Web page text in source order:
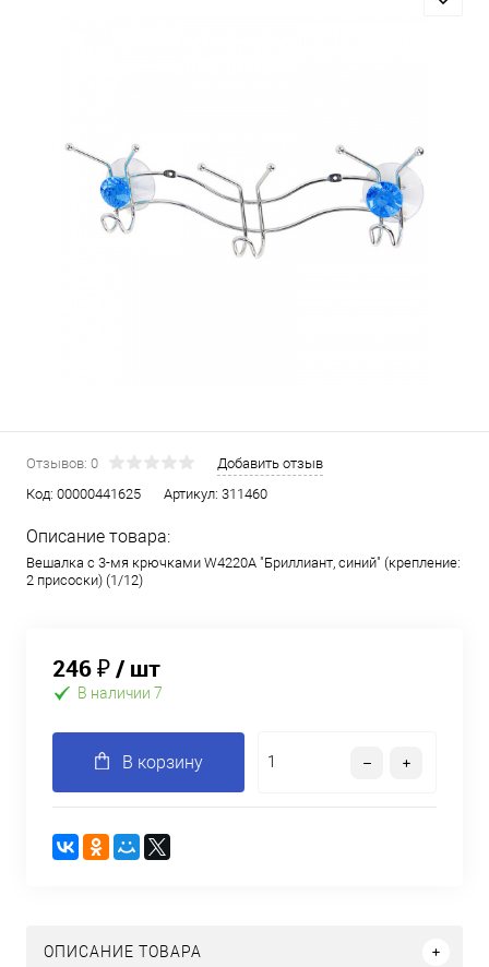
Отзывов: 0
Добавить отзыв
Код: 00000441625 Артикул: 311460
Описание товара:
Вешалка с 3-мя крючками W4220А "Бриллиант, синий" (крепление:
2 присоски) (1/12)
246 ₽/ шт
В наличии 7
В корзину
ОПИСАНИЕ ТОВАРА